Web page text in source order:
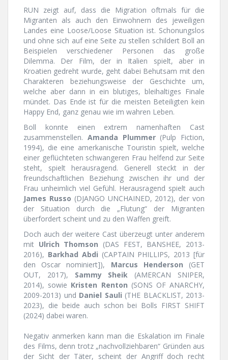
RUN zeigt auf, dass die Migration oftmals für die
Migranten als auch den Einwohnern des jeweiligen
Landes eine Loose/Loose Situation ist. Schonungslos
und ohne sich auf eine Seite zu stellen schildert Boll an
Beispielen verschiedener Personen das große
Dilemma. Der Film, der in Italien spielt, aber in
Kroatien gedreht wurde, geht dabei Behutsam mit den
Charakteren beziehungsweise der Geschichte um,
welche aber dann in ein blutiges, bleihaltiges Finale
mündet. Das Ende ist für die meisten Beteiligten kein
Happy End, ganz genau wie im wahren Leben.
Boll konnte einen extrem namenhaften Cast
zusammenstellen. Amanda Plummer(Pulp Fiction,
1994), die eine amerkanische Touristin spielt, welche
einer geflüchteten schwangeren Frau helfend zur Seite
steht, spielt herausragend. Generell steckt in der
freundschaftlichen Beziehung zwischen ihr und der
Frau unheimlich viel Gefühl. Herausragend spielt auch
James Russo (DJANGO UNCHAINED, 2012), der von
der Situation durch die „Flutung“ der Migranten
überfordert scheint und zu den Waffen greift.
Doch auch der weitere Cast überzeugt unter anderem
mit Ulrich Thomson (DAS FEST, BANSHEE, 2013-
2016), Barkhad Abdi (CAPTAIN PHILLIPS, 2013 [für
den Oscar nominiert]), Marcus Henderson (GET
OUT, 2017), Sammy Sheik (AMERCAN SNIPER,
2014), sowie Kristen Renton (SONS OF ANARCHY,
2009-2013) und Daniel Sauli (THE BLACKLIST, 2013-
2023), die beide auch schon bei Bolls FIRST SHIFT
(2024) dabei waren.
Negativ anmerken kann man die Eskalation im Finale
des Films, denn trotz „nachvollziehbaren“ Gründen aus
der Sicht der Täter, scheint der Angriff doch recht